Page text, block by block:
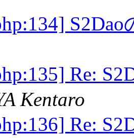
Re:
Kentaro
Re: